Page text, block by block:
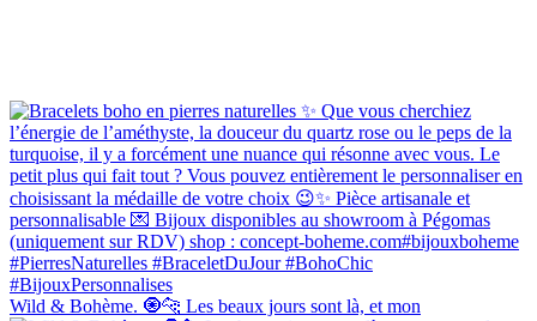
Wild & Bohème. 🧿🐆 Les beaux jours sont là, et mon